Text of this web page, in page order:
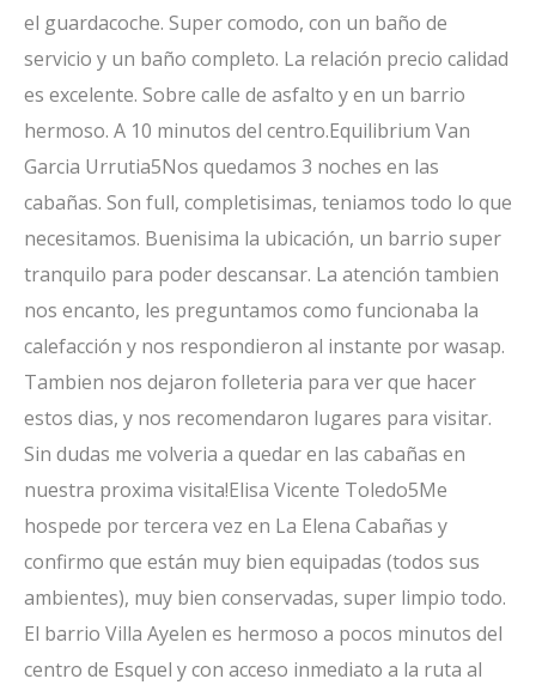
el guardacoche. Super comodo, con un baño de
servicio y un baño completo. La relación precio calidad
es excelente. Sobre calle de asfalto y en un barrio
hermoso. A 10 minutos del centro.Equilibrium Van
Garcia Urrutia5Nos quedamos 3 noches en las
cabañas. Son full, completisimas, teniamos todo lo que
necesitamos. Buenisima la ubicación, un barrio super
tranquilo para poder descansar. La atención tambien
nos encanto, les preguntamos como funcionaba la
calefacción y nos respondieron al instante por wasap.
Tambien nos dejaron folleteria para ver que hacer
estos dias, y nos recomendaron lugares para visitar.
Sin dudas me volveria a quedar en las cabañas en
nuestra proxima visita!Elisa Vicente Toledo5Me
hospede por tercera vez en La Elena Cabañas y
confirmo que están muy bien equipadas (todos sus
ambientes), muy bien conservadas, super limpio todo.
El barrio Villa Ayelen es hermoso a pocos minutos del
centro de Esquel y con acceso inmediato a la ruta al